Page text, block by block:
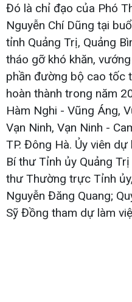
Đó là chỉ đạo của Phó
Nguyễn Chí Dũng tại
tỉnh Quảng Trị, Quảng
tháo gỡ khó khăn,
phần đường bộ cao tốc
hoàn thành trong năm
Hàm Nghi - Vũng Áng,
Vạn Ninh, Vạn Ninh -
TP. Đông Hà. Ủy viên
Bí thư Tỉnh ủy Quảng
thư Thường trực Tỉnh
Nguyễn Đăng Quang;
Sỹ Đồng tham dự làm